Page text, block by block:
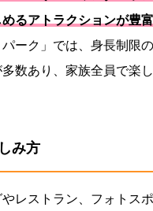
るアトラクションが豊富
パーク」では、身長制限
数あり、家族全員で楽
み方
レストラン、フォトス